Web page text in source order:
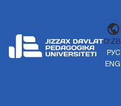
O'ZB
РУС
ENG